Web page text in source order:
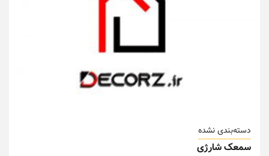
دسته‌بندی نشده
سمعک شارژی